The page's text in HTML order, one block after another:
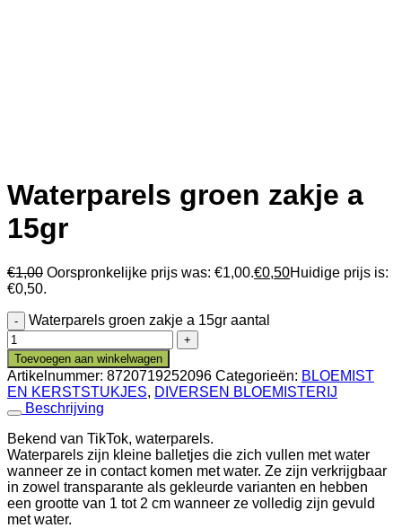
Waterparels groen zakje a
15gr
€1,00 Oorspronkelijke prijs was: €1,00.€0,50Huidige prijs is:
€0,50.
Waterparels groen zakje a 15gr aantal
Toevoegen aan winkelwagen
Artikelnummer: 8720719252096 Categorieën: BLOEMIST
EN KERSTSTUKJES, DIVERSEN BLOEMISTERIJ
Beschrijving
Bekend van TikTok, waterparels.
Waterparels zijn kleine balletjes die zich vullen met water
wanneer ze in contact komen met water. Ze zijn verkrijgbaar
in zowel transparante als gekleurde varianten en hebben
een grootte van 1 tot 2 cm wanneer ze volledig zijn gevuld
met water.